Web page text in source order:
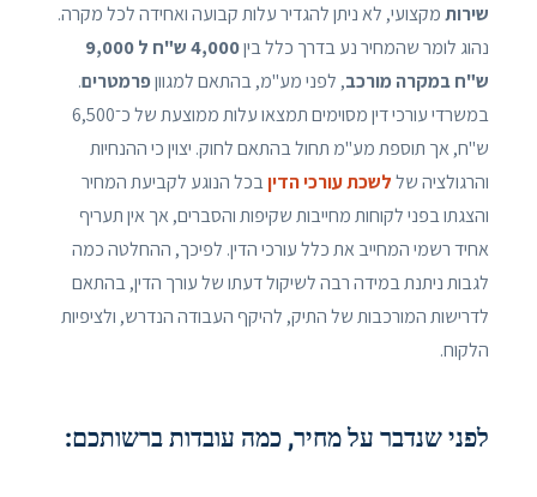
שירותמקצועי, לא ניתן להגדיר עלות קבועה ואחידה לכל מקרה.
נהוג לומר שהמחיר נע בדרך כלל בין
4,000 ש"ח ל 9,000
ש"ח במקרה מורכב, לפני מע"מ, בהתאם למגווןפרמטרים.
במשרדי עורכי דין מסוימים תמצאו עלות ממוצעת של כ־6,500
ש"ח, אך תוספת מע"מ תחול בהתאם לחוק. יצוין כי ההנחיות
והרגולציה שללשכת עורכי הדיןבכל הנוגע לקביעת המחיר
והצגתו בפני לקוחות מחייבות שקיפות והסברים, אך אין תעריף
אחיד רשמי המחייב את כלל עורכי הדין. לפיכך, ההחלטה כמה
לגבות ניתנת במידה רבה לשיקול דעתו של עורך הדין, בהתאם
לדרישות המורכבות של התיק, להיקף העבודה הנדרש, ולציפיות
הלקוח.
לפני שנדבר על מחיר, כמה עובדות ברשותכם: